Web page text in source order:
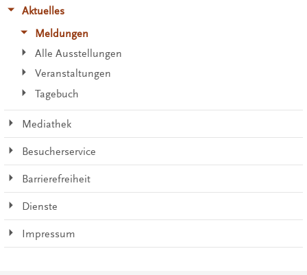
Aktuelles
Meldungen
Alle Ausstellungen
Veranstaltungen
Tagebuch
Mediathek
Besucherservice
Barrierefreiheit
Dienste
Impressum